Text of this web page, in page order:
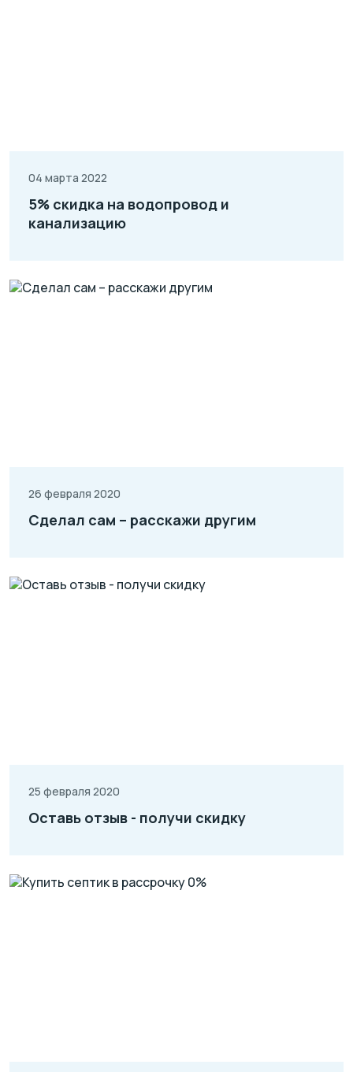
04 марта 2022
5% скидка на водопровод и
канализацию
26 февраля 2020
Сделал сам – расскажи другим
25 февраля 2020
Оставь отзыв - получи скидку